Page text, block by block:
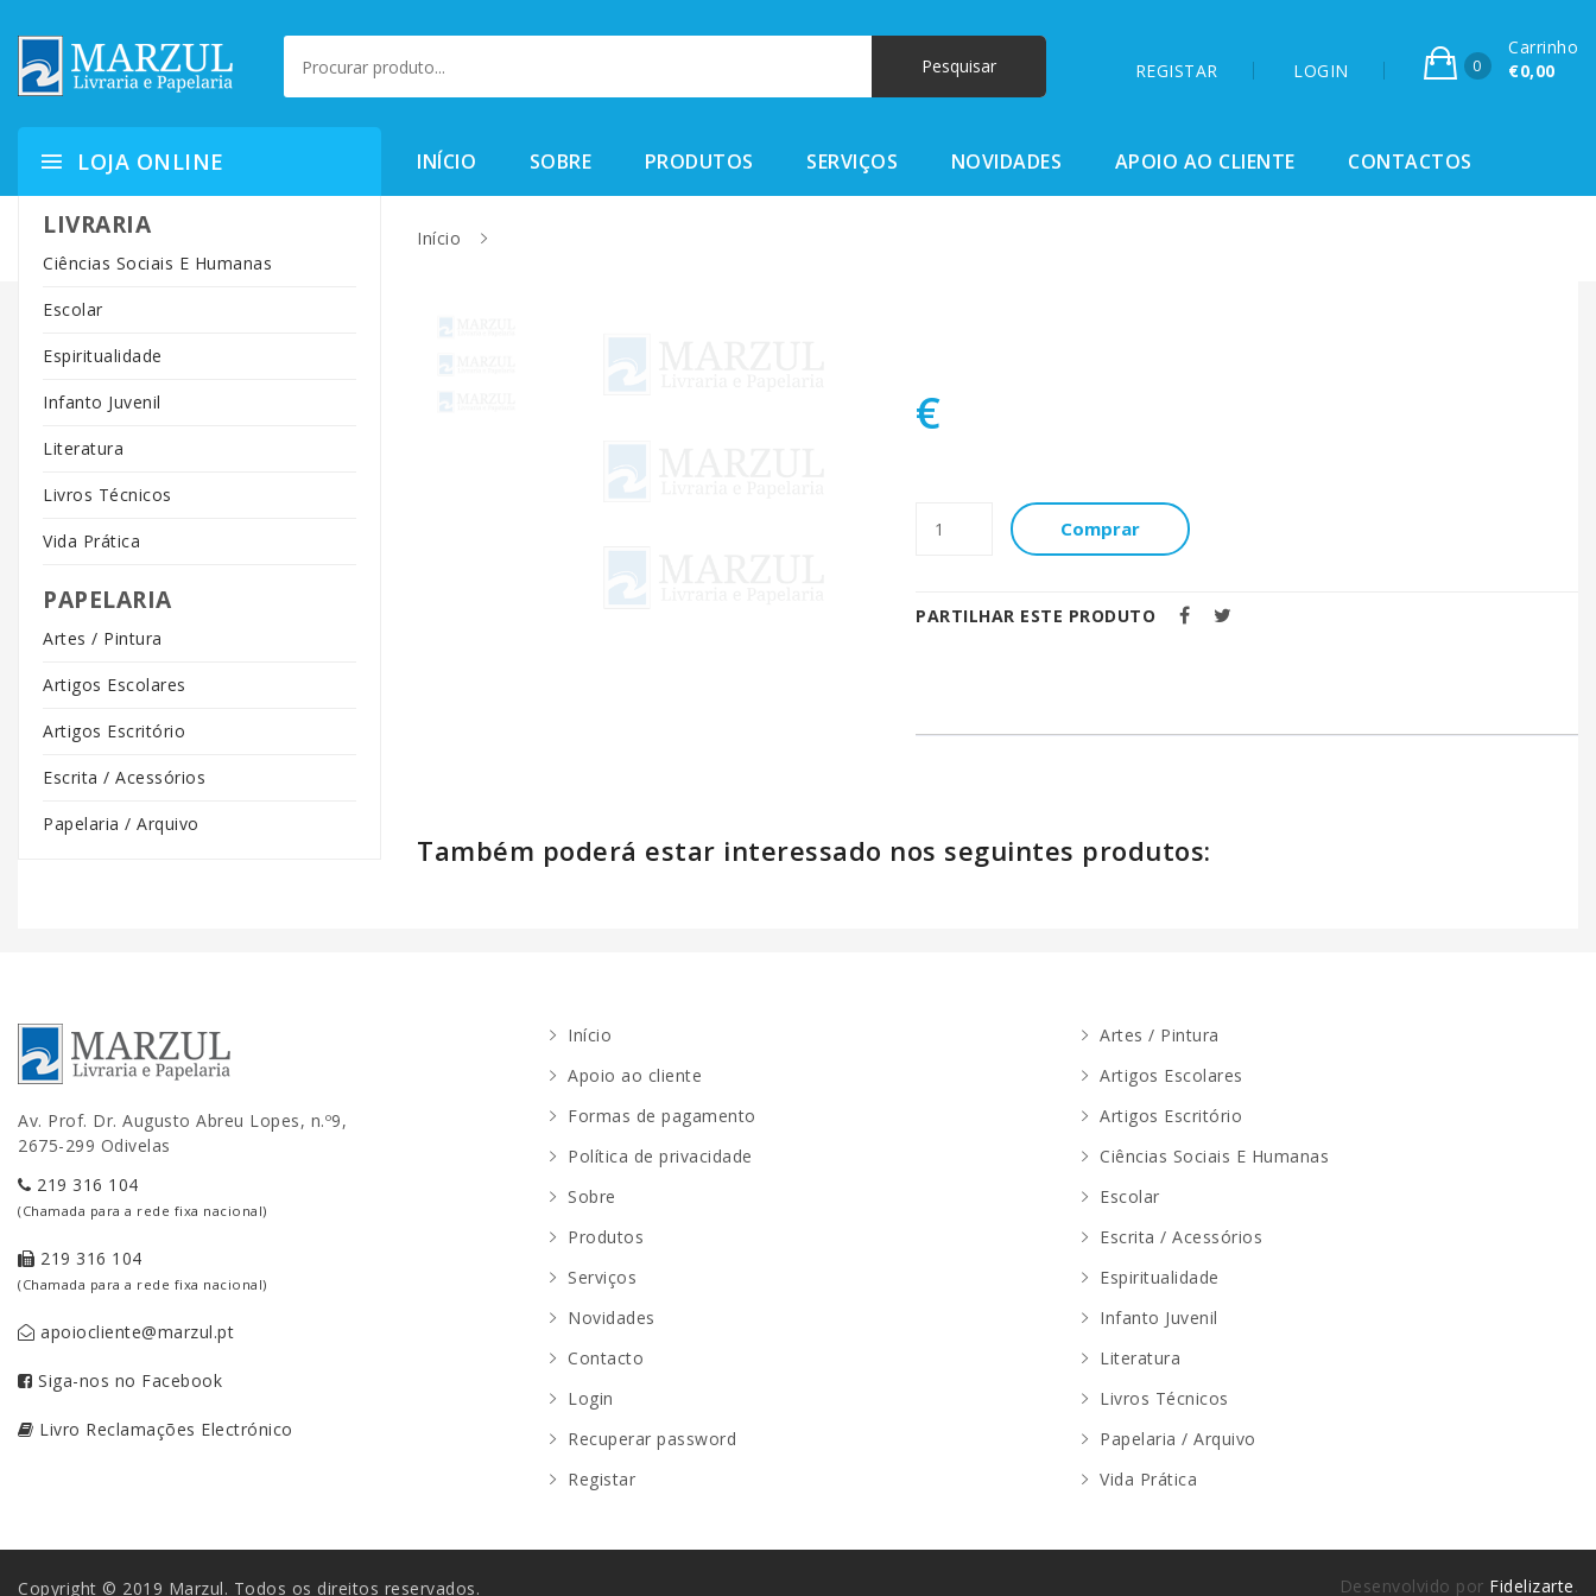
REGISTAR LOGIN 0
Carrinho
€0,00
LOJA ONLINE
LIVRARIA
Ciências Sociais E Humanas
Escolar
Espiritualidade
Infanto Juvenil
Literatura
Livros Técnicos
Vida Prática
PAPELARIA
Artes / Pintura
Artigos Escolares
Artigos Escritório
Escrita / Acessórios
Papelaria / Arquivo
INÍCIO SOBRE PRODUTOS SERVIÇOS NOVIDADES APOIO AO CLIENTE CONTACTOS
Início
€
Comprar
PARTILHAR ESTE PRODUTO
Também poderá estar interessado nos seguintes produtos:
Av. Prof. Dr. Augusto Abreu Lopes, n.º9,
2675-299 Odivelas
219 316 104
(Chamada para a rede fixa nacional)
219 316 104
(Chamada para a rede fixa nacional)
apoiocliente@marzul.pt
Siga-nos no Facebook
Livro Reclamações Electrónico
Início
Apoio ao cliente
Formas de pagamento
Política de privacidade
Sobre
Produtos
Serviços
Novidades
Contacto
Login
Recuperar password
Registar
Artes / Pintura
Artigos Escolares
Artigos Escritório
Ciências Sociais E Humanas
Escolar
Escrita / Acessórios
Espiritualidade
Infanto Juvenil
Literatura
Livros Técnicos
Papelaria / Arquivo
Vida Prática
Copyright © 2019 Marzul. Todos os direitos reservados. Desenvolvido por Fidelizarte.